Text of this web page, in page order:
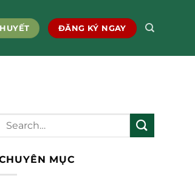
ĐĂNG KÝ NGAY
MỤC